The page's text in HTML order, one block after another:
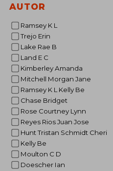
AUTOR
Ramsey K L
Trejo Erin
Lake Rae B
Land E C
Kimberley Amanda
Mitchell Morgan Jane
Ramsey K L Kelly Be
Chase Bridget
Rose Courtney Lynn
Reyes Rios Juan Jose
Hunt Tristan Schmidt Cheri
Kelly Be
Moulton C D
Doescher Ian